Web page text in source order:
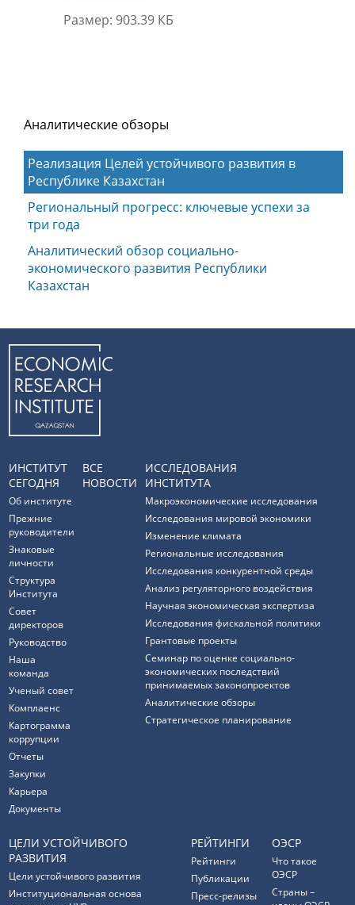
Размер: 903.39 КБ
Аналитические обзоры
Реализация Целей устойчивого развития в
Республике Казахстан
Региональный прогресс: ключевые успехи за
три года
Аналитический обзор социально-
экономического развития Республики
Казахстан
ИНСТИТУТ
СЕГОДНЯ
Об институте
Прежние
руководители
Знаковые
личности
Структура
Института
Совет
директоров
Руководство
Наша
команда
Ученый совет
Комплаенс
Картограмма
коррупции
Отчеты
Закупки
Карьера
Документы
ВСЕ
НОВОСТИ
ИССЛЕДОВАНИЯ
ИНСТИТУТА
Макроэкономические исследования
Исследования мировой экономики
Изменение климата
Региональные исследования
Исследования конкурентной среды
Анализ регуляторного воздействия
Научная экономическая экспертиза
Исследования фискальной политики
Грантовые проекты
Семинар по оценке социально-
экономических последствий
принимаемых законопроектов
Аналитические обзоры
Стратегическое планирование
ЦЕЛИ УСТОЙЧИВОГО
РАЗВИТИЯ
Цели устойчивого развития
Институциональная основа
РЕЙТИНГИ
Рейтинги
Публикации
Пресс-релизы
ОЭСР
Что такое
ОЭСР
Страны –